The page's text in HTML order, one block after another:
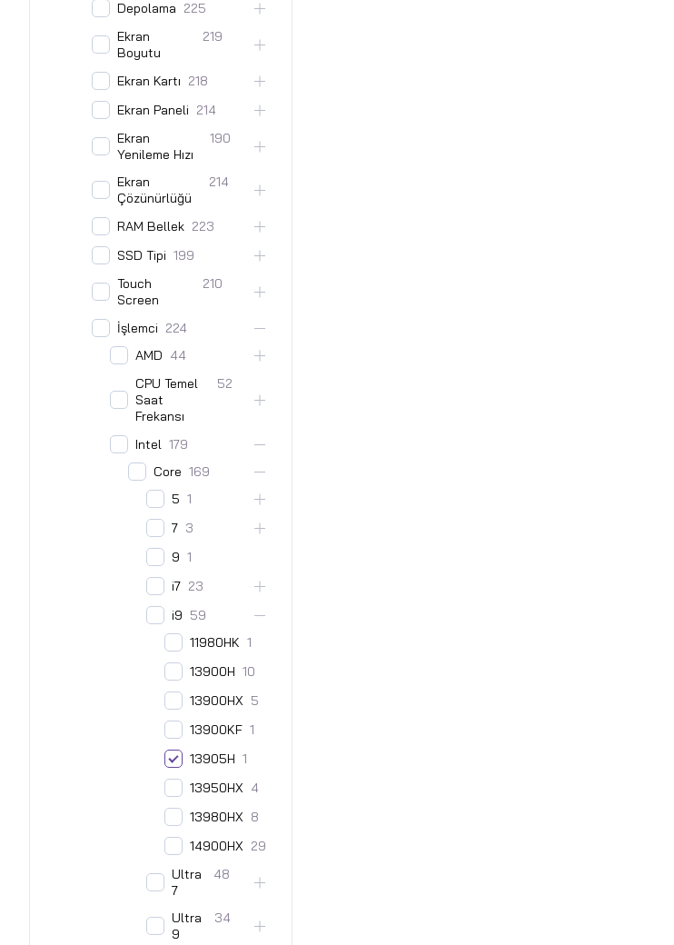
Depolama 225
Ekran
Boyutu
219
Ekran Kartı 218
Ekran Paneli 214
Ekran
Yenileme Hızı
190
Ekran
Çözünürlüğü
214
RAM Bellek 223
SSD Tipi 199
Touch
Screen
210
İşlemci 224
AMD 44
CPU Temel
Saat
Frekansı
52
Intel 179
Core 169
5 1
7 3
9 1
i7 23
i9 59
11980HK 1
13900H 10
13900HX 5
13900KF 1
13905H 1
13950HX 4
13980HX 8
14900HX 29
Ultra
7
48
Ultra
9
34